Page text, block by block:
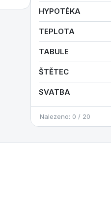
HYPOTÉKA
TEPLOTA
TABULE
ŠTĚTEC
SVATBA
Nalezeno: 0 / 20